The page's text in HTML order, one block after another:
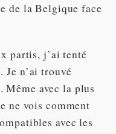
de la Belgique face
partis, j’ai tenté
Je n’ai trouvé
Même avec la plus
ne vois comment
avec les